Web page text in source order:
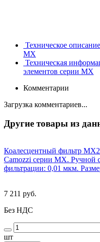
Техническое
MX
Техническая
элементов серии MX
Комментарии
Загрузка комментариев...
Другие товары из
Коалесцентный фильтр
Camozzi серии MX. Ручной
фильтрации: 0,01 мкм.
7 211 руб.
Без НДС
шт